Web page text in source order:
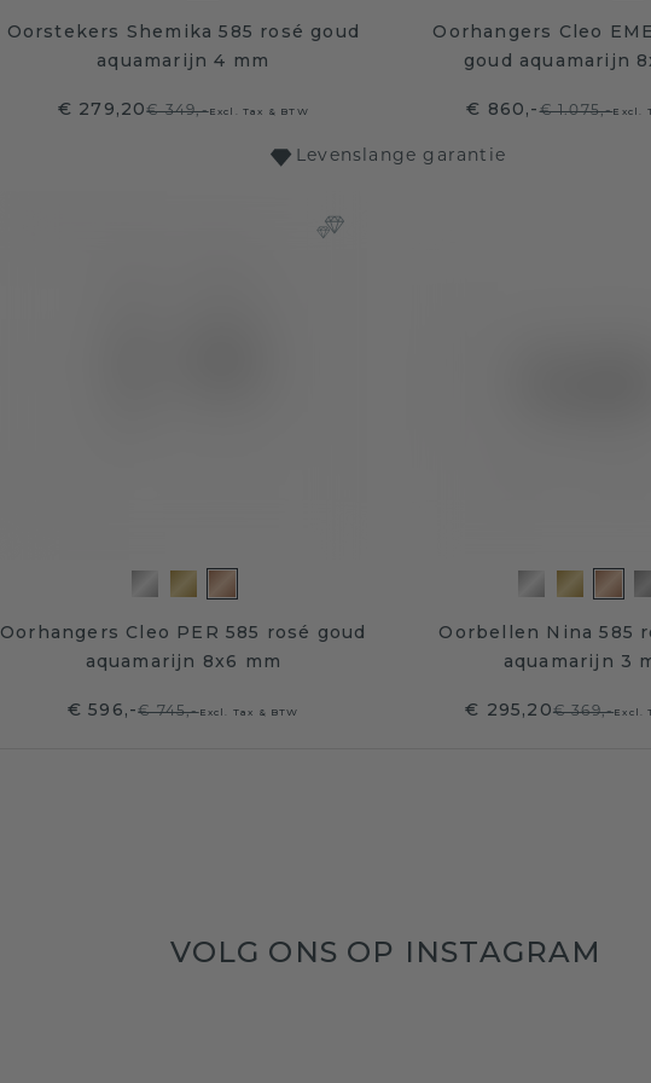
Oorstekers Shemika 585 rosé goud
aquamarijn 4 mm
€ 279,20€ 349,-Excl. Tax & BTW
Oorhangers Cleo
goud aquamarijn
€ 860,-€ 1.075,-Excl.
Levenslange garantie
Oorhangers Cleo PER 585 rosé goud
aquamarijn 8x6 mm
€ 596,-€ 745,-Excl. Tax & BTW
Oorbellen Nina 585
aquamarijn 3
€ 295,20€ 369,-Excl.
VOLG ONS OP INSTAGRAM